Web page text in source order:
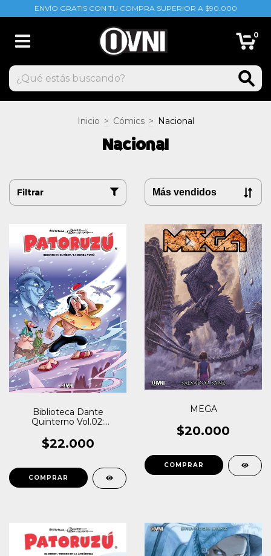
ENVÍO GRATIS CON TU COMPRA SUPERIOR A $90.000
0
Inicio > Cómics > Nacional
Nacional
Filtrar
Biblioteca Dante
Quinterno Vol.02:
$22.000
MEGA
$20.000